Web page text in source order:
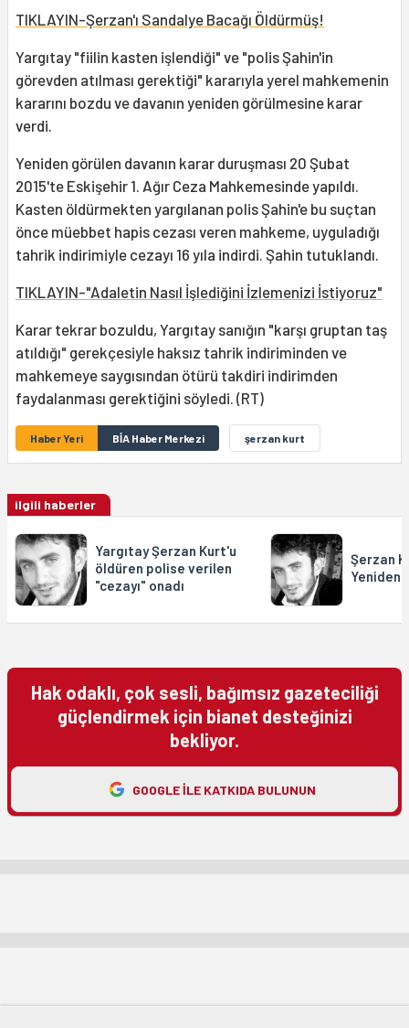
TIKLAYIN-Şerzan'ı Sandalye Bacağı Öldürmüş!
Yargıtay "fiilin kasten işlendiği" ve "polis Şahin'in
görevden atılması gerektiği" kararıyla yerel mahkemenin
kararını bozdu ve davanın yeniden görülmesine karar
verdi.
Yeniden görülen davanın karar duruşması 20 Şubat
2015'te Eskişehir 1. Ağır Ceza Mahkemesinde yapıldı.
Kasten öldürmekten yargılanan polis Şahin'e bu suçtan
önce müebbet hapis cezası veren mahkeme, uyguladığı
tahrik indirimiyle cezayı 16 yıla indirdi. Şahin tutuklandı.
TIKLAYIN-"Adaletin Nasıl İşlediğini İzlemenizi İstiyoruz"
Karar tekrar bozuldu, Yargıtay sanığın "karşı gruptan taş
atıldığı" gerekçesiyle haksız tahrik indiriminden ve
mahkemeye saygısından ötürü takdiri indirimden
faydalanması gerektiğini söyledi. (RT)
Haber Yeri BİA Haber Merkezi şerzan kurt
ilgili haberler
Yargıtay Şerzan Kurt'u
öldüren polise verilen
"cezayı" onadı
Şerzan
Yeniden
Hak odaklı, çok sesli, bağımsız gazeteciliği
güçlendirmek için bianet desteğinizi
bekliyor.
GOOGLE ILE KATKIDA BULUNUN